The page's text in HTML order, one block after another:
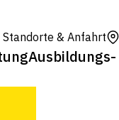
Standorte & Anfahrt